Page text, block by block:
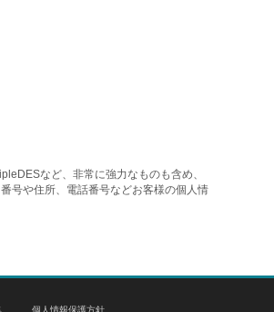
など、非常に強力なものも含め、
号や住所、電話番号などお客様の個人情
個人情報保護方針